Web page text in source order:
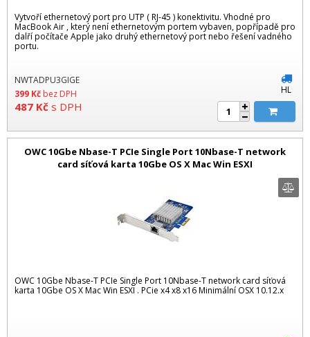
Vytvoří ethernetový port pro UTP ( RJ-45 ) konektivitu. Vhodné pro
MacBook Air , který není ethernetovým portem vybaven, popřípadě pro
dalří počítače Apple jako druhý ethernetový port nebo řešení vadného
portu.
HL
NWTADPU3GIGE
399 Kč bez DPH
487 Kč s DPH
OWC 10Gbe Nbase-T PCIe Single Port 10Nbase-T network
card síťová karta 10Gbe OS X Mac Win ESXI
OWC 10Gbe Nbase-T PCIe Single Port 10Nbase-T network card síťová
karta 10Gbe OS X Mac Win ESXI . PCie x4 x8 x16 Minimální OSX 10.12.x